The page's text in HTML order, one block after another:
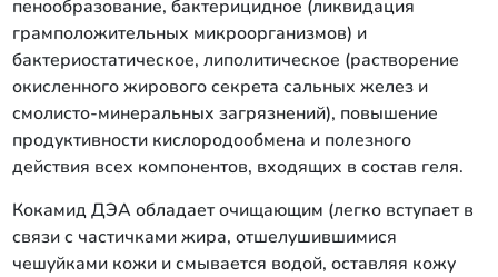
пенообразование, бактерицидное (ликвидация
грамположительных микроорганизмов) и
бактериостатическое, липолитическое (растворение
окисленного жирового секрета сальных желез и
смолисто-минеральных загрязнений), повышение
продуктивности кислородообмена и полезного
действия всех компонентов, входящих в состав геля.
Кокамид ДЭА обладает очищающим (легко вступает в
связи с частичками жира, отшелушившимися
чешуйками кожи и смывается водой, оставляя кожу